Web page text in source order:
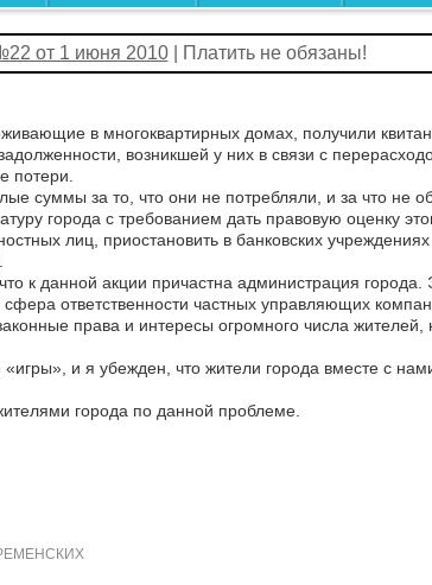
от 1 июня 2010| Платить не обязаны!
в многоквартирных домах, получили
возникшей у них в связи с
потери.
суммы за то, что они не потребляли, и за что не
города с требованием дать правовую оценку
лиц, приостановить в банковских
к данной акции причастна администрация
ответственности частных управляющих
права и интересы огромного числа
«игры», и я убежден, что жители города вместе с
города по данной проблеме.